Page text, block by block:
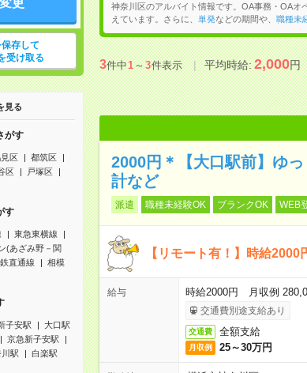
存して
受け取る
見る
がす
区
都筑区
区
戸塚区
す
東急東横線
(あざみ野－関
鉄直通線
相模
子安駅
大口駅
京急新子安駅
駅 白楽駅
神奈川区のアルバイト情報です。OA事務・OAオ
えています。さらに、
単発などの期間や、 職種未
3件中1～3件表示 平均時給:2,000円
2000円＊【大口駅前】ゆ
計など
派遣 職種未経験OK ブランクOK WEB
【リモート有！】時給2000
給与 時給2000円 月収例
交通費別途支給あり
交通費 全額支給
月収例 25～30万円